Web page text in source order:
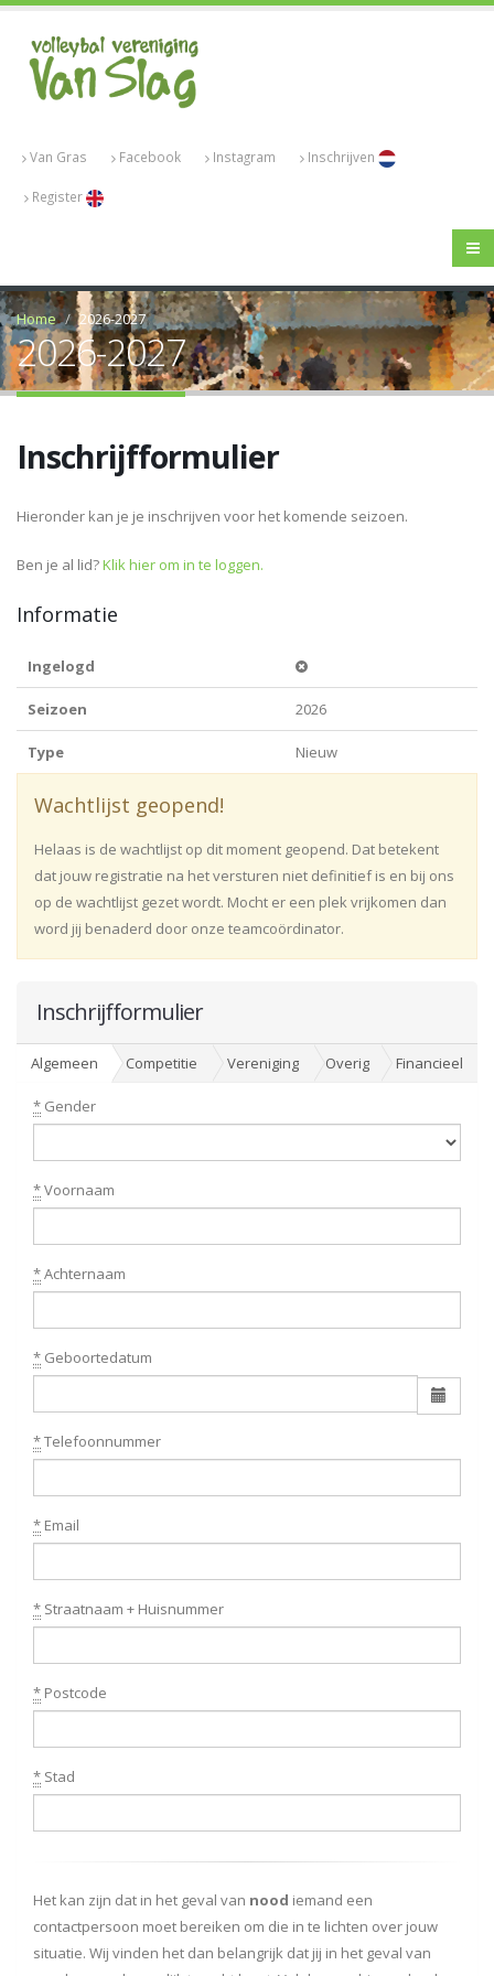
Van Gras Facebook Instagram Inschrijven
Register
Home 2026-2027
2026-2027
Inschrijfformulier
Hieronder kan je je inschrijven voor het komende seizoen.
Ben je al lid?Klik hier om in te loggen.
Informatie
Ingelogd
Seizoen 2026
Type Nieuw
Wachtlijst geopend!
Helaas is de wachtlijst op dit moment geopend. Dat betekent
dat jouw registratie na het versturen niet definitief is en bij ons
op de wachtlijst gezet wordt. Mocht er een plek vrijkomen dan
word jij benaderd door onze teamcoördinator.
Inschrijfformulier
Algemeen Competitie Vereniging Overig Financieel
* Gender
*Voornaam
*Achternaam
* Geboortedatum
*Telefoonnummer
* Email
* Straatnaam + Huisnummer
* Postcode
* Stad
Het kan zijn dat in het geval van nood iemand een
contactpersoon moet bereiken om die in te lichten over jouw
situatie. Wij vinden het dan belangrijk dat jij in het geval van